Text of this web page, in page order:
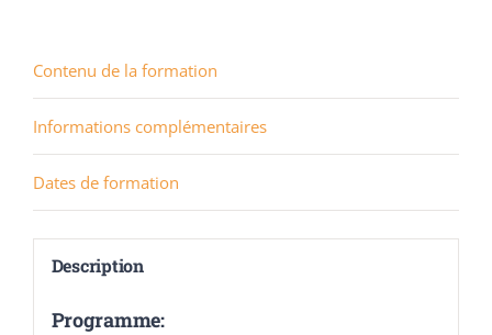
Contenu de la formation
Informations complémentaires
Dates de formation
Description
Programme: